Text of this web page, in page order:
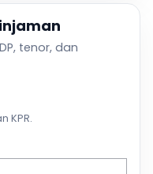
tenor, dan
KPR.